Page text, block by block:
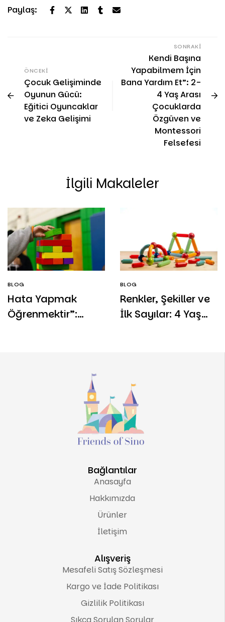
Paylaş:
ÖNCEKI
Çocuk Gelişiminde
Oyunun Gücü:
Eğitici Oyuncaklar
ve Zeka Gelişimi
SONRAKI
Kendi Başına
Yapabilmem İçin
Bana Yardım Et”: 2-
4 Yaş Arası
Çocuklarda
Özgüven ve
Montessori
Felsefesi
İlgili Makaleler
BLOG
Hata Yapmak
Öğrenmektir”:
Çözme Becerisine
BLOG
Renkler, Şekiller ve
İlk Sayılar: 4 Yaş
Bağlantılar
Anasayfa
Hakkımızda
Ürünler
İletişim
Alışveriş
Mesafeli Satış Sözleşmesi
Kargo ve İade Politikası
Gizlilik Politikası
Sıkça Sorulan Sorular